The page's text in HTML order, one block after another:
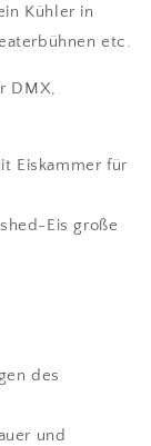
Kühler in
etc.
DMX,
Eiskammer für
Eis große
des
und